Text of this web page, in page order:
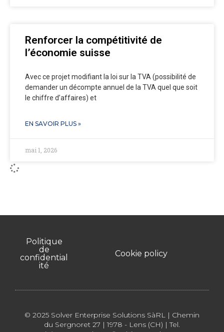
Renforcer la compétitivité de
l’économie suisse
Avec ce projet modifiant la loi sur la TVA (possibilité de
demander un décompte annuel de la TVA quel que soit
le chiffre d’affaires) et
EN SAVOIR PLUS »
mai 1, 2026
Politique
de
confidential
ité
Cookie policy
© 2025 Solver Enterprise Solutions SàRL | Chemin
du Sergnoret 27 | 1978 - Lens (CH) | Tel.